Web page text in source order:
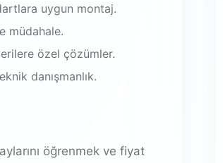
uygun montaj.
müdahale.
özel çözümler.
danışmanlık.
öğrenmek ve fiyat